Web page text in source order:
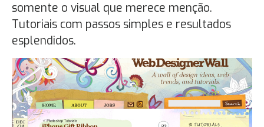
somente o visual que merece menção.
Tutoriais com passos simples e resultados
esplendidos.